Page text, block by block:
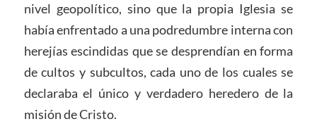
nivel geopolítico, sino que la propia Iglesia se
había enfrentado a una podredumbre interna con
herejías escindidas que se desprendían en forma
de cultos y subcultos, cada uno de los cuales se
declaraba el único y verdadero heredero de la
misión de Cristo.